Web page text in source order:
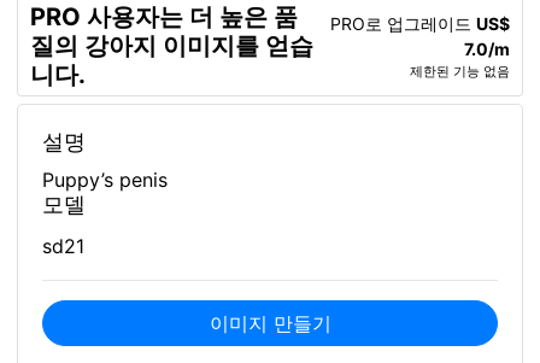
PRO 사용자는 더 높은 품
질의 강아지 이미지를 얻습
니다.
PRO로 업그레이드 US$
7.0/m
제한된 기능 없음
설명
Puppy’s penis
모델
sd21
이미지 만들기